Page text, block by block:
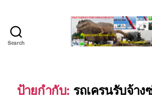
Search
ยก
ของ
ป้ายกำกับ: รถเครนรับจ้าง